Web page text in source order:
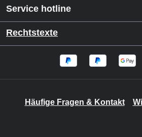
Service hotline
Rechtstexte
Häufige Fragen & Kontakt